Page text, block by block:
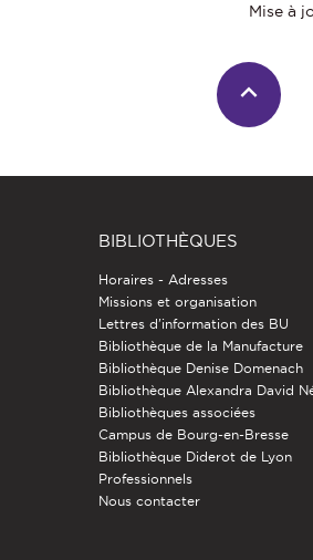
Mise à
BIBLIOTHÈQUES
Horaires - Adresses
Missions et organisation
Lettres d'information des BU
Bibliothèque de la Manufacture
Bibliothèque Denise Domenach
Bibliothèque Alexandra David
Bibliothèques associées
Campus de Bourg-en-Bresse
Bibliothèque Diderot de Lyon
Professionnels
Nous contacter